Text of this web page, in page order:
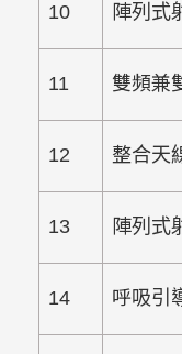
10 陣列式
11 雙頻兼
12 整合天
13 陣列式
14 呼吸引